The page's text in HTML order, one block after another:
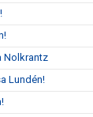
Nolkrantz
Lundén!